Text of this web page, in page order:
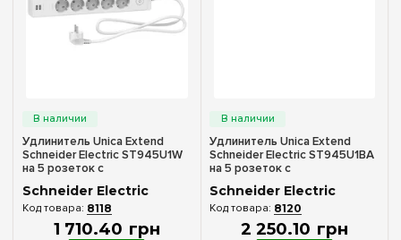
Удлинитель Unica Extend
Schneider Electric ST945U1W
на 5 розеток с
заземлением+2*USB-розетки,
1.5м, белый
Schneider Electric
8118
1 710.40 грн
Удлинитель Unica Extend
Schneider Electric ST945U1BA
на 5 розеток с
заземлением+2*USB-розетки,
1.5м, черный с алюм.
Schneider Electric
8120
2 250.10 грн